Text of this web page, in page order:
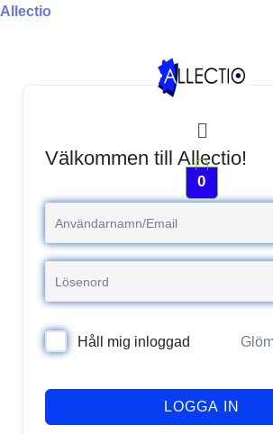
Hoppa
Allectio
Meny
0
Välkommen till Allectio!
Håll mig inloggad
LOGGA IN